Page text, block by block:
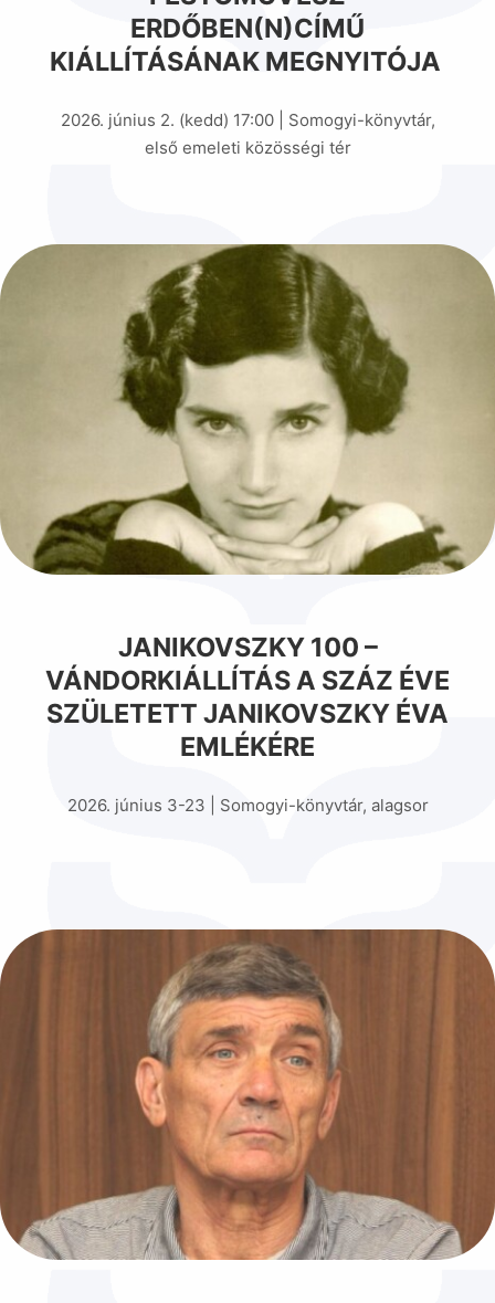
ERDŐBEN(N)CÍMŰ
KIÁLLÍTÁSÁNAK MEGNYITÓJA
2026. június 2. (kedd) 17:00 | Somogyi-könyvtár,
első emeleti közösségi tér
JANIKOVSZKY 100 –
VÁNDORKIÁLLÍTÁS A SZÁZ ÉVE
SZÜLETETT JANIKOVSZKY ÉVA
EMLÉKÉRE
2026. június 3-23 | Somogyi-könyvtár, alagsor